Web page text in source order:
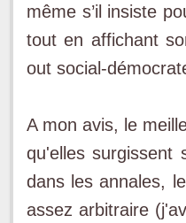
même s’il insiste
tout en affichant
out social-
A mon avis, le
qu'elles surgissent
dans les annales,
assez arbitraire